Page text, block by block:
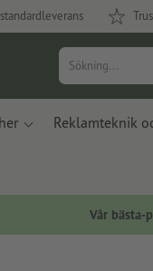
Reklamteknik
Vår bästa-